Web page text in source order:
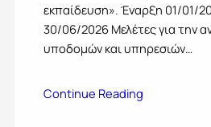
εκπαίδευση». Έναρξη 01/01/
30/06/2026 Μελέτες για την
υποδομών και υπηρεσιών…
Continue Reading